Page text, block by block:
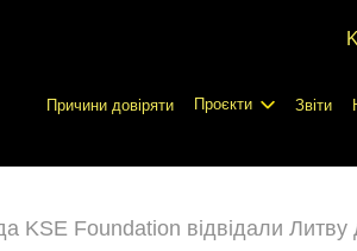
Причини довіряти Проєкти Звіти
KSE Foundation відвідали